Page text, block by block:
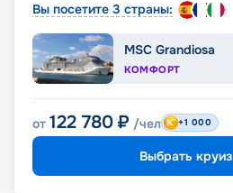
Вы посетите 3 страны:
MSC Grandiosa
КОМФОРТ
от 122 780 ₽ /чел +1 000
Выбрать круиз